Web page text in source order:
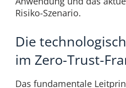
Risiko-Szenario.
Die
im Zero-Trust-
Das fundamentale